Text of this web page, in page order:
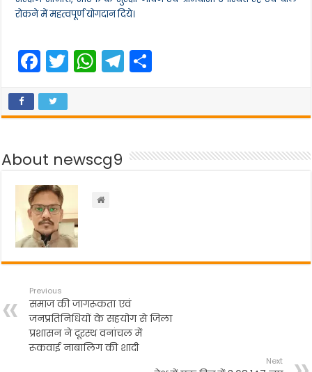
रोकने में महत्वपूर्ण योगदान दिये।
F
a
c
e
b
o
o
k
T
w
er
W
h
ts
A
p
p
T
el
gr
a
e
About newscg9
Previous
समाज की जागरूकता एवं
जनप्रतिनिधियों के सहयोग से जिला
प्रशासन ने दूरस्थ वनांचल में
रूकवाई नाबालिग की शादी
Next